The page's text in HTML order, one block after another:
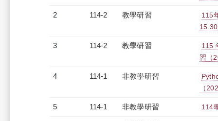
2 114-2 教學研習
115
3 114-2 教學研習
115
習（
4 114-1 非教學研習
（
5 114-1 非教學研習 114